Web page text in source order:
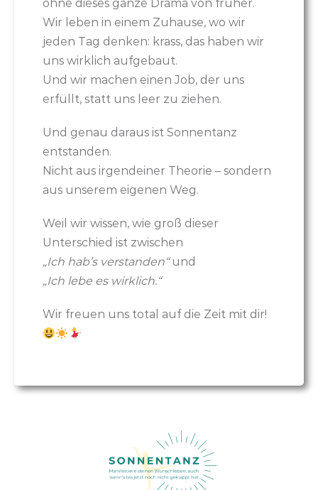
ohne dieses ganze Drama von früher.
Wir leben in einem Zuhause, wo wir
jeden Tag denken: krass, das haben wir
uns wirklich aufgebaut.
Und wir machen einen Job, der uns
erfüllt, statt uns leer zu ziehen.
Und genau daraus ist Sonnentanz
entstanden.
Nicht aus irgendeiner Theorie – sondern
aus unserem eigenen Weg.
Weil wir wissen, wie groß dieser
Unterschied ist zwischen
„Ich hab’s verstanden“und
„Ich lebe es wirklich.“
Wir freuen uns total auf die Zeit mit dir!